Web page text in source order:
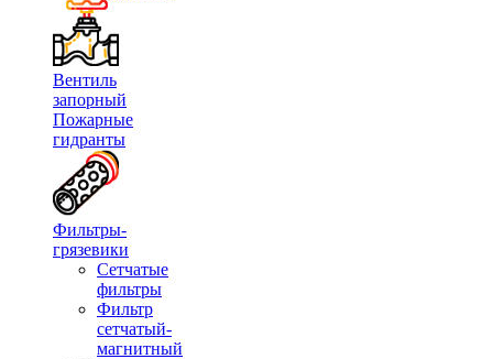
Вентиль
запорный
Пожарные
гидранты
Фильтры-
грязевики
Сетчатые
фильтры
Фильтр
сетчатый-
магнитный